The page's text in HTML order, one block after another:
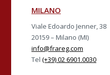
MILANO
Viale Edoardo Jenner, 38
20159 – Milano (MI)
info@frareg.com
Tel (+39) 02 6901.0030